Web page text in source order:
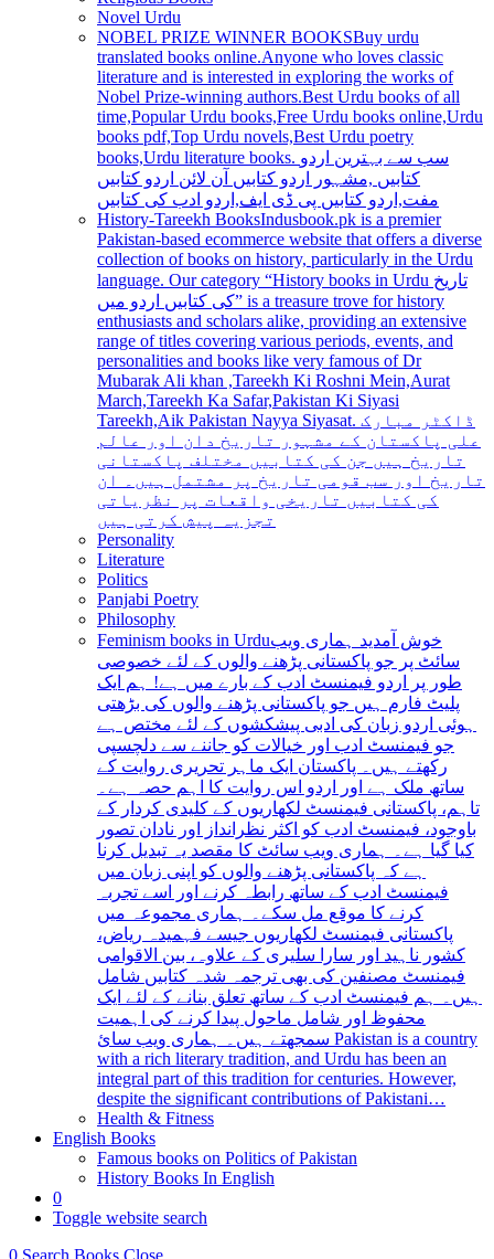
Novel Urdu
NOBEL PRIZE WINNER BOOKSBuy urdu
translated books online.Anyone who loves classic
literature and is interested in exploring the works of
Nobel Prize-winning authors.Best Urdu books of all
time,Popular Urdu books,Free Urdu books online,Urdu
books pdf,Top Urdu novels,Best Urdu poetry
books,Urdu literature books. سب سے بہترین اردو
کتابیں ,مشہور اردو کتابیں آن لائن اردو کتابیں
مفت,اردو کتابیں پی ڈی ایف,اردو ادب کی کتابیں
History-Tareekh BooksIndusbook.pk is a premier
Pakistan-based ecommerce website that offers a diverse
collection of books on history, particularly in the Urdu
language. Our category “History books in Urdu تاریخ
کی کتابیں اردو میں” is a treasure trove for history
enthusiasts and scholars alike, providing an extensive
range of titles covering various periods, events, and
personalities and books like very famous of Dr
Mubarak Ali khan ,Tareekh Ki Roshni Mein,Aurat
March,Tareekh Ka Safar,Pakistan Ki Siyasi
Tareekh,Aik Pakistan Nayya Siyasat. ڈاکٹر مبارک
علی پاکستان کے مشہور تاریخ دان اور عالم
تاریخ ہیں جن کی کتابیں مختلف پاکستانی
تاریخ اور سب قومی تاریخ پر مشتمل ہیں۔ ان
کی کتابیں تاریخی واقعات پر نظریاتی
تجزیہ پیش کرتی ہیں
Personality
Literature
Politics
Panjabi Poetry
Philosophy
Feminism books in Urduخوش آمدید ہماری ویب
سائٹ پر جو پاکستانی پڑھنے والوں کے لئے خصوصی
طور پر اردو فیمنسٹ ادب کے بارے میں ہے! ہم ایک
پلیٹ فارم ہیں جو پاکستانی پڑھنے والوں کی بڑھتی
ہوئی اردو زبان کی ادبی پیشکشوں کے لئے مختص ہے
جو فیمنسٹ ادب اور خیالات کو جاننے سے دلچسپی
رکھتے ہیں۔ پاکستان ایک ماہر تحریری روایت کے
ساتھ ملک ہے اور اردو اس روایت کا اہم حصہ ہے۔
تاہم، پاکستانی فیمنسٹ لکھاریوں کے کلیدی کردار کے
باوجود، فیمنسٹ ادب کو اکثر نظرانداز اور نادان تصور
کیا گیا ہے۔ ہماری ویب سائٹ کا مقصد یہ تبدیل کرنا
ہے کہ پاکستانی پڑھنے والوں کو اپنی زبان میں
فیمنسٹ ادب کے ساتھ رابطہ کرنے اور اسے تجربہ
کرنے کا موقع مل سکے۔ ہماری مجموعہ میں
پاکستانی فیمنسٹ لکھاریوں جیسے فہمیدہ ریاض،
کشور ناہید اور سارا سلیری کے علاوہ، بین الاقوامی
فیمنسٹ مصنفین کی بھی ترجمہ شدہ کتابیں شامل
ہیں۔ ہم فیمنسٹ ادب کے ساتھ تعلق بنانے کے لئے ایک
محفوظ اور شامل ماحول پیدا کرنے کی اہمیت
سمجھتے ہیں۔ ہماری ویب سائ Pakistan is a country
with a rich literary tradition, and Urdu has been an
integral part of this tradition for centuries. However,
despite the significant contributions of Pakistani…
Health & Fitness
English Books
Famous books on Politics of Pakistan
History Books In English
0
Toggle website search
0 Search Books Close